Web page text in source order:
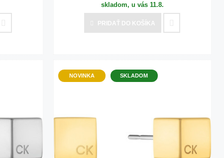
skladom, u vás 11.8.
PRIDAŤ DO KOŠÍKA
NOVINKA SKLADOM